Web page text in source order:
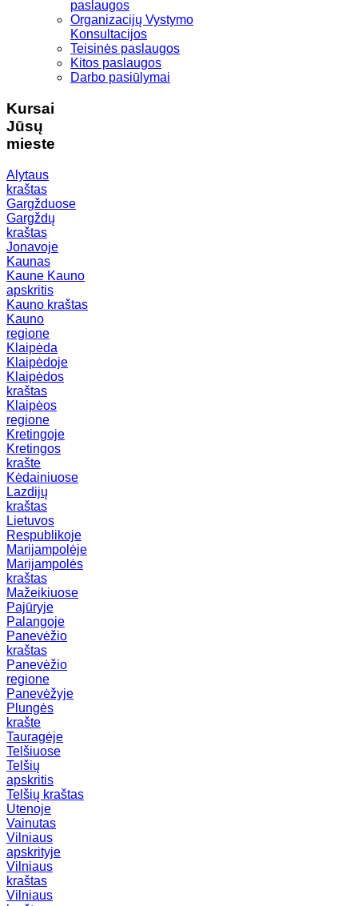
paslaugos
Organizacijų Vystymo
Konsultacijos
Teisinės paslaugos
Kitos paslaugos
Darbo pasiūlymai
Kursai
Jūsų
mieste
Alytaus
kraštas
Gargžduose
Gargždų
kraštas
Jonavoje
Kaunas
Kaune Kauno
apskritis
Kauno kraštas
Kauno
regione
Klaipėda
Klaipėdoje
Klaipėdos
kraštas
Klaipėos
regione
Kretingoje
Kretingos
krašte
Kėdainiuose
Lazdijų
kraštas
Lietuvos
Respublikoje
Marijampolėje
Marijampolės
kraštas
Mažeikiuose
Pajūryje
Palangoje
Panevėžio
kraštas
Panevėžio
regione
Panevėžyje
Plungės
krašte
Tauragėje
Telšiuose
Telšių
apskritis
Telšių kraštas
Utenoje
Vainutas
Vilniaus
apskrityje
Vilniaus
kraštas
Vilniaus